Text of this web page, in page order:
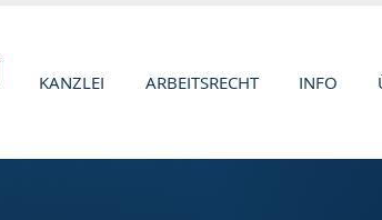
KANZLEI ARBEITSRECHT INFO